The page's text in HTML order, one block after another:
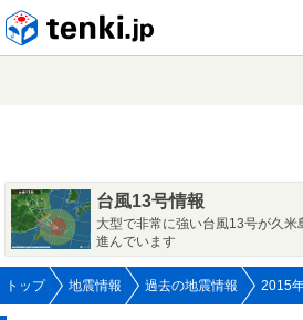
台風13号情報
大型で非常に強い台風13号が久
進んでいます
トップ 地震情報 過去の地震情報 2015